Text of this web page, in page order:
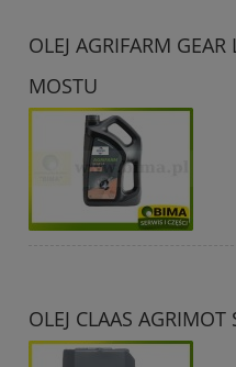
OLEJ AGRIFARM
MOSTU
OLEJ CLAAS